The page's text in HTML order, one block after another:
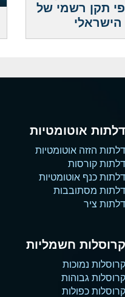
תקן רשמי של
הישראלי
דלתות אוטומטיות
דלתות הזזה אוטומטיות
דלתות קורסות
דלתות כנף אוטומטיות
דלתות מסתובבות
דלתות ציר
קרוסלות חשמליות
קרוסלות נמוכות
קרוסלות גבוהות
קרוסלות כפולות